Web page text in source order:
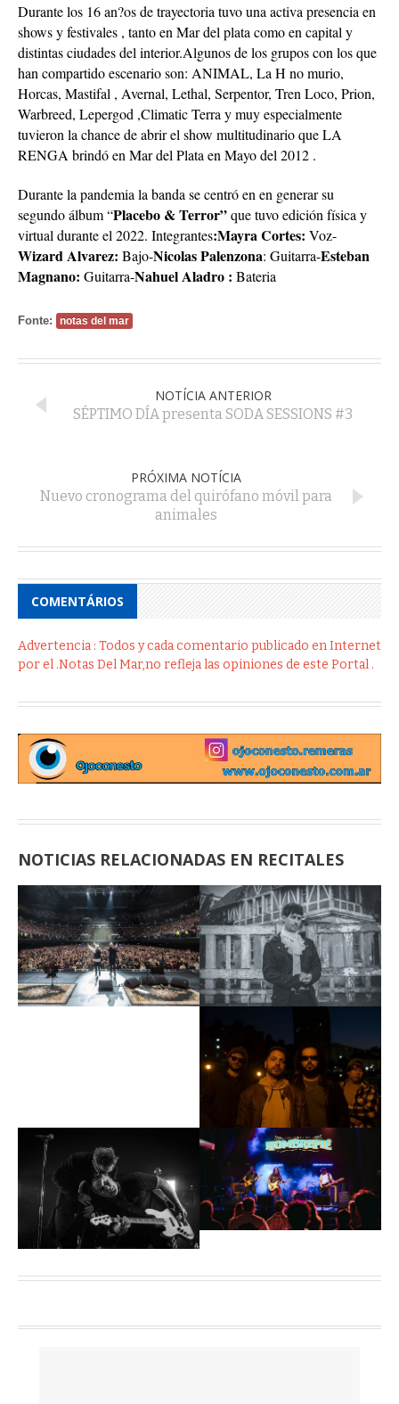
Durante los 16 an?os de trayectoria tuvo una activa presencia en
shows y festivales , tanto en Mar del plata como en capital y
distintas ciudades del interior.Algunos de los grupos con los que
han compartido escenario son: ANIMAL, La H no murio,
Horcas, Mastifal , Avernal, Lethal, Serpentor, Tren Loco, Prion,
Warbreed, Lepergod ,Climatic Terra y muy especialmente
tuvieron la chance de abrir el show multitudinario que LA
RENGA brindó en Mar del Plata en Mayo del 2012 .
Durante la pandemia la banda se centró en en generar su
segundo álbum “Placebo & Terror”que tuvo edición física y
virtual durante el 2022. Integrantes:Mayra Cortes: Voz-
Wizard Alvarez: Bajo-Nicolas Palenzona: Guitarra-Esteban
Magnano: Guitarra-Nahuel Aladro : Bateria
Fonte: notas del mar
NOTÍCIA ANTERIOR
SÉPTIMO DÍA presenta SODA SESSIONS #3
PRÓXIMA NOTÍCIA
Nuevo cronograma del quirófano móvil para
animales
COMENTÁRIOS
Advertencia : Todos y cada comentario publicado en Internet
por el .Notas Del Mar,no refleja las opiniones de este Portal .
NOTICIAS RELACIONADAS EN RECITALES